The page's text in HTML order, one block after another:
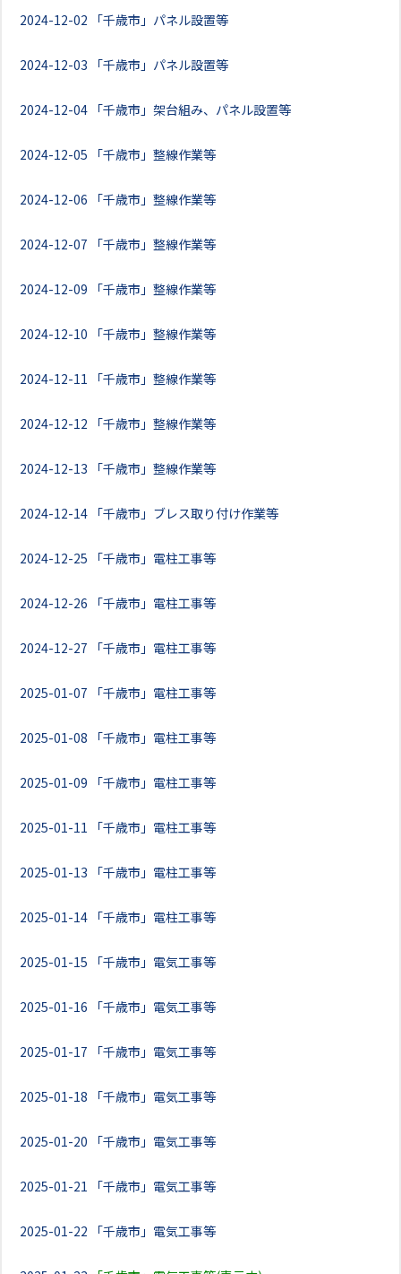
2024-12-02 「千歳市」パネル設置等
2024-12-03 「千歳市」パネル設置等
2024-12-04 「千歳市」架台組み、パネル設置等
2024-12-05 「千歳市」整線作業等
2024-12-06 「千歳市」整線作業等
2024-12-07 「千歳市」整線作業等
2024-12-09 「千歳市」整線作業等
2024-12-10 「千歳市」整線作業等
2024-12-11 「千歳市」整線作業等
2024-12-12 「千歳市」整線作業等
2024-12-13 「千歳市」整線作業等
2024-12-14 「千歳市」ブレス取り付け作業等
2024-12-25 「千歳市」電柱工事等
2024-12-26 「千歳市」電柱工事等
2024-12-27 「千歳市」電柱工事等
2025-01-07 「千歳市」電柱工事等
2025-01-08 「千歳市」電柱工事等
2025-01-09 「千歳市」電柱工事等
2025-01-11 「千歳市」電柱工事等
2025-01-13 「千歳市」電柱工事等
2025-01-14 「千歳市」電柱工事等
2025-01-15 「千歳市」電気工事等
2025-01-16 「千歳市」電気工事等
2025-01-17 「千歳市」電気工事等
2025-01-18 「千歳市」電気工事等
2025-01-20 「千歳市」電気工事等
2025-01-21 「千歳市」電気工事等
2025-01-22 「千歳市」電気工事等